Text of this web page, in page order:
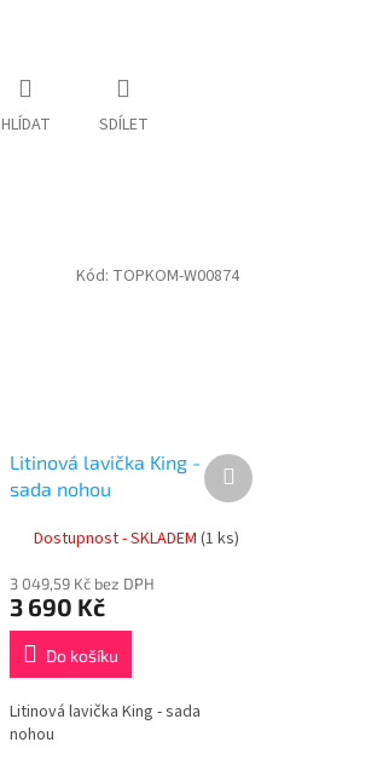
HLÍDAT SDÍLET
Litinová lavička King -
sada nohou
Dostupnost - SKLADEM (1 ks)
3 049,59 Kč bez DPH
3 690 Kč
Do košíku
Litinová lavička King - sada
nohou
Kód: TOPKOM-W00874
Další
produkt